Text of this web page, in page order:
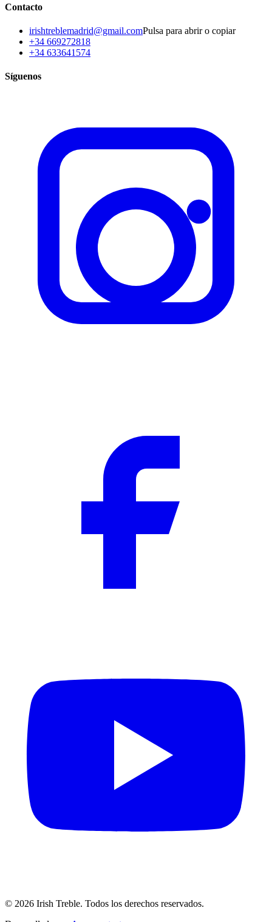
Contacto
irishtreblemadrid@gmail.comPulsa para abrir o copiar
+34 669272818
+34 633641574
Síguenos
© 2026 Irish Treble. Todos los derechos reservados.